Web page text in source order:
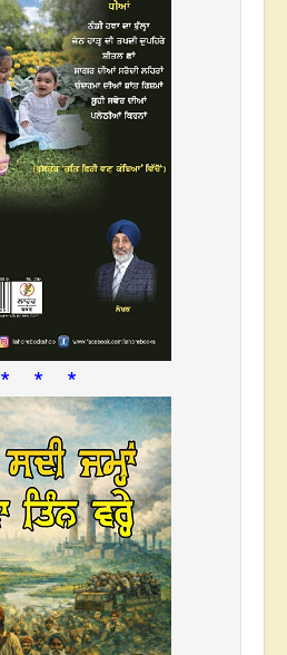
* * *